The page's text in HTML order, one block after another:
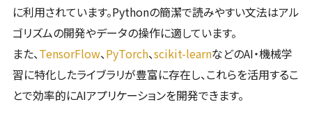
に利用されています。Pythonの簡潔で読みやすい文法はアル
ゴリズムの開発やデータの操作に適しています。
また、TensorFlow、PyTorch、scikit-learnなどのAI・機械学
習に特化したライブラリが豊富に存在し、これらを活用するこ
とで効率的にAIアプリケーションを開発できます。